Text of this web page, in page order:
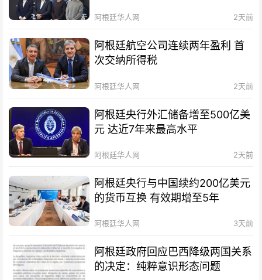
阿根廷华人网 2天前
阿根廷航空公司连续两年盈利 首
次交纳所得税
阿根廷华人网 2天前
阿根廷央行外汇储备增至500亿美
元 达近7年来最高水平
阿根廷华人网 2天前
阿根廷央行与中国续约200亿美元
的货币互换 有效期增至5年
阿根廷华人网 3天前
阿根廷政府回应巴西降级两国关系
的决定：纯粹意识形态问题